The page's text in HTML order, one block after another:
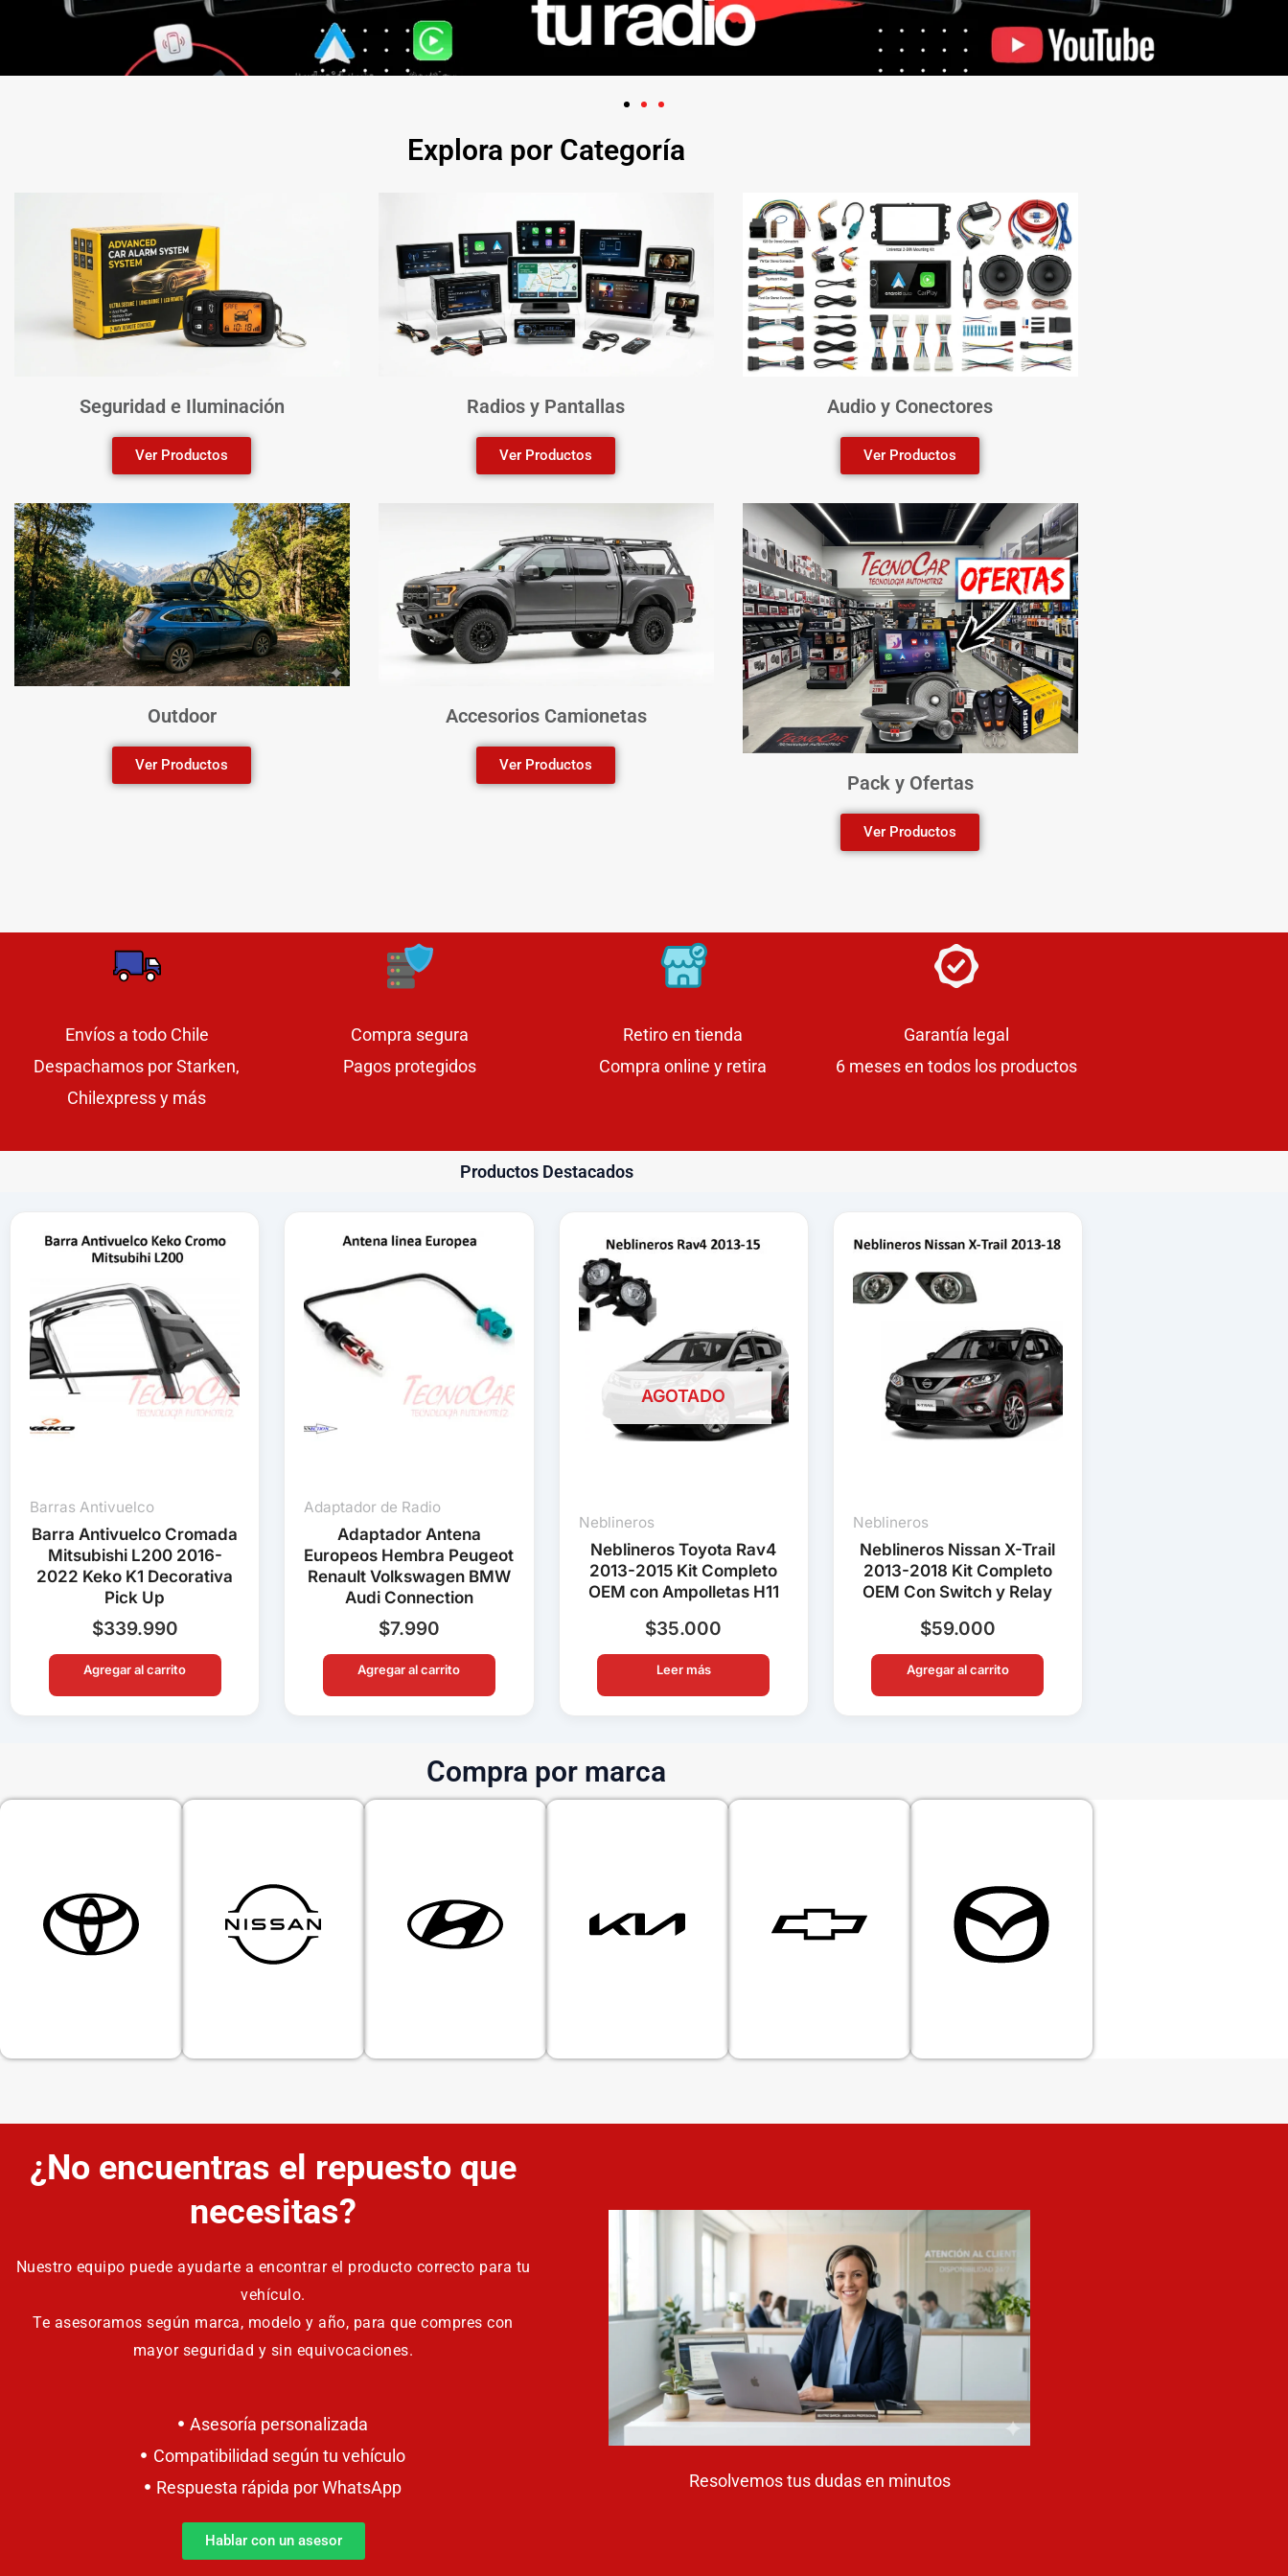
Explora por Categoría
Seguridad e Iluminación
Ver Productos
Radios y Pantallas
Ver Productos
Audio y Conectores
Ver Productos
Outdoor
Ver Productos
Accesorios Camionetas
Ver Productos
Pack y Ofertas
Ver Productos
Envíos a todo Chile
Despachamos por Starken,
Chilexpress y más
Compra segura
Pagos protegidos
Retiro en tienda
Compra online y retira
Garantía legal
6 meses en todos los productos
Productos Destacados
Barras Antivuelco
Barra Antivuelco Cromada
Mitsubishi L200 2016-
2022 Keko K1 Decorativa
Pick Up
$339.990
Agregar al carrito
Adaptador de Radio
Adaptador Antena
Europeos Hembra Peugeot
Renault Volkswagen BMW
Audi Connection
$7.990
Agregar al carrito
AGOTADO
Neblineros
Neblineros Toyota Rav4
2013-2015 Kit Completo
OEM con Ampolletas H11
$35.000
Leer más
Neblineros
Neblineros Nissan X-Trail
2013-2018 Kit Completo
OEM Con Switch y Relay
$59.000
Agregar al carrito
Compra por marca
¿No encuentras el repuesto que
necesitas?
Nuestro equipo puede ayudarte a encontrar el producto correcto para tu
vehículo.
Te asesoramos según marca, modelo y año, para que compres con
mayor seguridad y sin equivocaciones.
Asesoría personalizada
Compatibilidad según tu vehículo
Respuesta rápida por WhatsApp
Hablar con un asesor
Resolvemos tus dudas en minutos